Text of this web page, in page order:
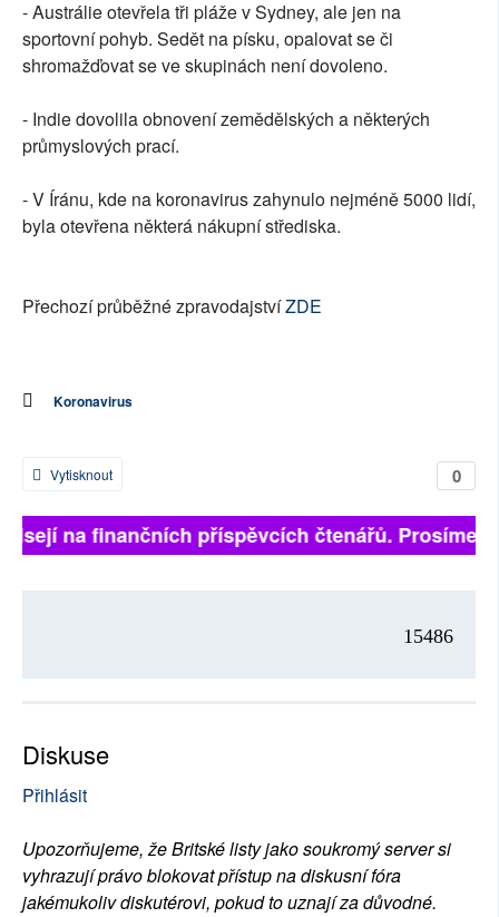
- Austrálie otevřela tři pláže v Sydney, ale jen na
sportovní pohyb. Sedět na písku, opalovat se či
shromažďovat se ve skupinách není dovoleno.
- Indie dovolila obnovení zemědělských a některých
průmyslových prací.
- V Íránu, kde na koronavirus zahynulo nejméně 5000 lidí,
byla otevřena některá nákupní střediska.
Přechozí průběžné zpravodajstvíZDE
Koronavirus
0
Vytisknout
na finančních příspěvcích čtenářů. Prosíme,
15486
Diskuse
Přihlásit
Upozorňujeme, že Britské listy jako soukromý server si
vyhrazují právo blokovat přístup na diskusní fóra
jakémukoliv diskutérovi, pokud to uznají za důvodné.